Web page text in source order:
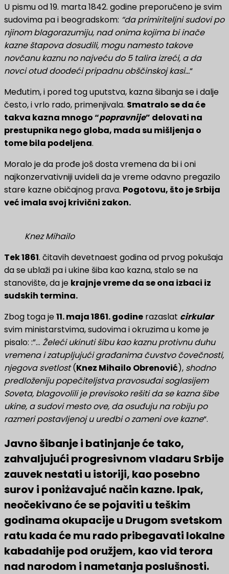
U pismu od 19. marta 1842. godine preporučeno je svim
sudovima pa i beogradskom: “da primiriteljni sudovi po
njinom blagorazumiju, nad onima kojima bi inače
kazne štapova dosudili, mogu namesto takove
novčanu kaznu no najveću do 5 talira izreći, a da
novci otud doodeći pripadnu obščinskoj kasi…“
Međutim, i pored tog uputstva, kazna šibanja se i dalje
često, i vrlo rado, primenjivala. Smatralo se da će
takva kazna mnogo “popravnije” delovati na
prestupnika nego globa, mada su mišljenja o
tome bila podeljena.
Moralo je da prođe još dosta vremena da bi i oni
najkonzervativniji uvideli da je vreme odavno pregazilo
stare kazne običajnog prava. Pogotovu, što je Srbija
već imala svoj krivični zakon.
Knez Mihailo
Tek 1861. čitavih devetnaest godina od prvog pokušaja
da se ublaži pa i ukine šiba kao kazna, stalo se na
stanovište, da je krajnje vreme da se ona izbaci iz
sudskih termina.
Zbog toga je11. maja 1861. godine razaslat cirkular
svim ministarstvima, sudovima i okruzima u kome je
pisalo: :”… Želeći ukinuti šibu kao kaznu protivnu duhu
vremena i zatupljujući građanima čuvstvo čovečnosti,
njegova svetlost(Knez Mihailo Obrenović), shodno
predloženiju popečiteljstva pravosuđai soglasijem
Soveta, blagovolili je previsoko rešiti da se kazna šibe
ukine, a sudovi mesto ove, da osuđuju na robiju po
razmeri postavljenoj u uredbi o zameni ove kazne“.
Javno šibanje i batinjanje će tako,
zahvaljujući progresivnom vladaru Srbije
zauvek nestati u istoriji, kao posebno
surov i poniżavajuć način kazne. Ipak,
neočekivano će se pojaviti u teškim
godinama okupacije u Drugom svetskom
ratu kada će mu rado pribegavati lokalne
kabadahije pod oružjem, kao vid terora
nad narodom i nametanja poslušnosti.